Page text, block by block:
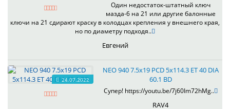
Один недостаток-штатный ключ
мазда-6 на 21 или другие балонные
ключи на 21 сдирают краску в колодцах крепления у внешнего края,
но по диаметру подходя..
Евгений
24.07.2022
NEO 940 7.5x19 PCD 5x114.3 ET 40 DIA
60.1 BD
Супер! https://youtu.be/7j60Im72hMg..
RAV4